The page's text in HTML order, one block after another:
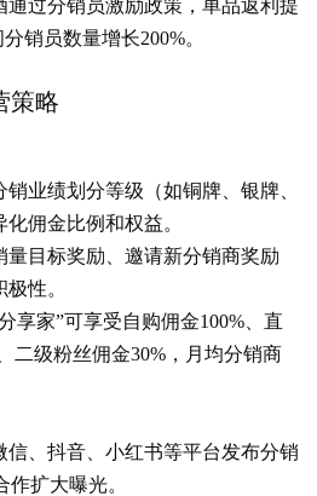
通过分销员激励政策，单品返利提
销员数量增长200%。
策略
销业绩划分等级（如铜牌、银牌、
佣金比例和权益。
量目标奖励、邀请新分销商奖励
性。
享家”可享受自购佣金100%、直
二级粉丝佣金30%，月均分销商
信、抖音、小红书等平台发布分销
扩大曝光。